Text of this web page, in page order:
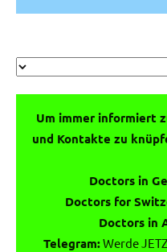
Um immer informiert
und Kontakte zu
Doctors in
Doctors for
Doctors in
Telegram:Werde